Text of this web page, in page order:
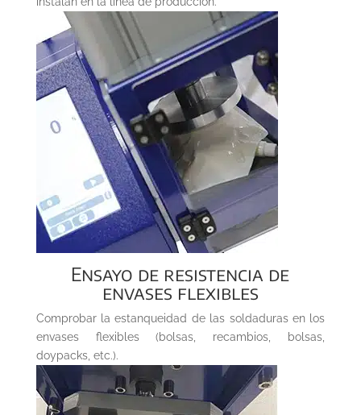
Ensayo de resistencia de
envases flexibles
Comprobar la estanqueidad de las soldaduras en los
envases flexibles (bolsas, recambios, bolsas,
doypacks, etc.).